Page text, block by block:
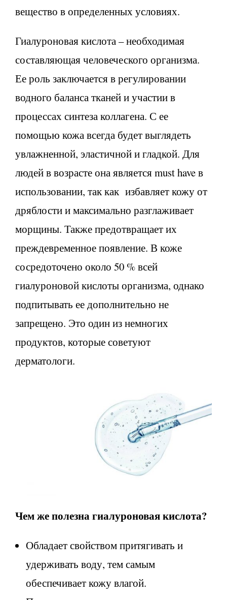
вещество в определенных условиях.
Гиалуроновая кислота – необходимая
составляющая человеческого организма.
Ее роль заключается в регулировании
водного баланса тканей и участии в
процессах синтеза коллагена. С ее
помощью кожа всегда будет выглядеть
увлажненной, эластичной и гладкой. Для
людей в возрасте она является must have в
использовании, так как избавляет кожу от
дряблости и максимально разглаживает
морщины. Также предотвращает их
преждевременное появление. В коже
сосредоточено около 50 % всей
гиалуроновой кислоты организма, однако
подпитывать ее дополнительно не
запрещено. Это один из немногих
продуктов, которые советуют
дерматологи.
Чем же полезна гиалуроновая кислота?
Обладает свойством притягивать и
удерживать воду, тем самым
обеспечивает кожу влагой.